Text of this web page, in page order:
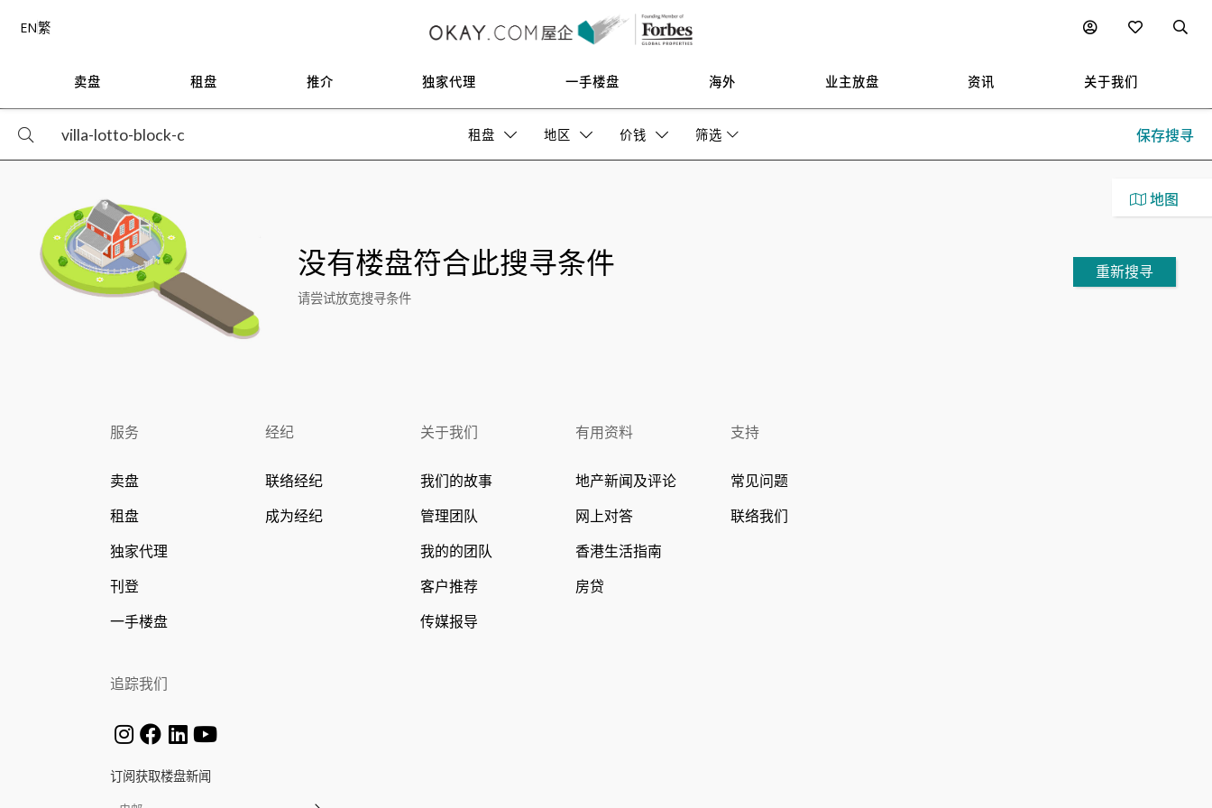
卖盘 租盘 推介 独家代理 一手楼盘 海外 业主放盘 资讯 关于我们
EN繁
租盘 地区 价钱 筛选 保存搜寻
地图
没有楼盘符合此搜寻条件
请尝试放宽搜寻条件
重新搜寻
服务
卖盘
租盘
独家代理
刊登
一手楼盘
经纪
联络经纪
成为经纪
关于我们
我们的故事
管理团队
我的的团队
客户推荐
传媒报导
有用资料
地产新闻及评论
网上对答
香港生活指南
房贷
支持
常见问题
联络我们
追踪我们
订阅获取楼盘新闻